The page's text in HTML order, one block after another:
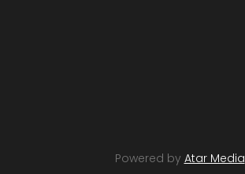
Powered by Atar Media